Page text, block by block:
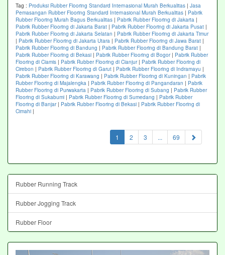
Tag : Produksi Rubber Flooring Standard Internasional Murah Berkualitas | Jasa
Pemasangan Rubber Flooring Standard Internasional Murah Berkualitas | Pabrik
Rubber Flooring Murah Bagus Berkualitas | Pabrik Rubber Flooring di Jakarta |
Pabrik Rubber Flooring di Jakarta Barat | Pabrik Rubber Flooring di Jakarta Pusat |
Pabrik Rubber Flooring di Jakarta Selatan | Pabrik Rubber Flooring di Jakarta Timur
| Pabrik Rubber Flooring di Jakarta Utara | Pabrik Rubber Flooring di Jawa Barat |
Pabrik Rubber Flooring di Bandung | Pabrik Rubber Flooring di Bandung Barat |
Pabrik Rubber Flooring di Bekasi | Pabrik Rubber Flooring di Bogor| Pabrik Rubber
Flooring di Ciamis | Pabrik Rubber Flooring di Cianjur| Pabrik Rubber Flooring di
Cirebon | Pabrik Rubber Flooring di Garut | Pabrik Rubber Flooring di Indramayu |
Pabrik Rubber Flooring di Karawang | Pabrik Rubber Flooring di Kuningan | Pabrik
Rubber Flooring di Majalengka | Pabrik Rubber Flooring di Pangandaran | Pabrik
Rubber Flooring di Purwakarta | Pabrik Rubber Flooring di Subang | Pabrik Rubber
Flooring di Sukabumi | Pabrik Rubber Flooring di Sumedang | Pabrik Rubber
Flooring di Banjar| Pabrik Rubber Flooring di Bekasi | Pabrik Rubber Flooring di
Cimahi |
1 (current)
2 3 ... 69
Rubber Running Track
Rubber Jogging Track
Rubber Floor